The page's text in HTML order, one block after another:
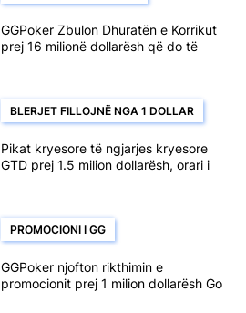
GGPoker Zbulon Dhuratën e Korrikut
prej 16 milionë dollarësh që do të
BLERJET FILLOJNË NGA 1 DOLLAR
Pikat kryesore të ngjarjes kryesore
GTD prej 1.5 milion dollarësh, orari i
PROMOCIONI I GG
GGPoker njofton rikthimin e
promocionit prej 1 milion dollarësh Go